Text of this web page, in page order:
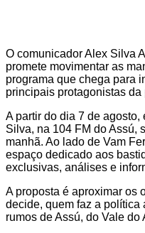
O comunicador Alex Silva
promete movimentar as
programa que chega para
principais protagonistas
A partir do dia 7 de
Silva, na 104 FM do Assú,
manhã. Ao lado de Vam
espaço dedicado aos
exclusivas, análises e
A proposta é aproximar os
decide, quem faz a política
rumos de Assú, do Vale